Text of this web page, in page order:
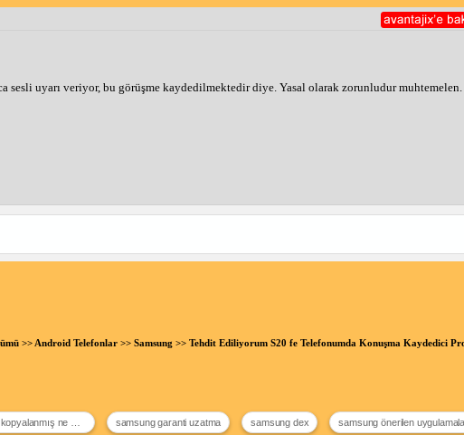
sesli uyarı veriyor, bu görüşme kaydedilmektedir diye. Yasal olarak zorunludur muhtemelen.
>>Android Telefonlar>> Samsung>> Tehdit Ediliyorum S20 fe Telefonumda Konuşma Kaydedici
faturalı telefonumun imei kopyalanmış ne yapmalıyım samsung garanti uzatma samsung dex samsung önerilen